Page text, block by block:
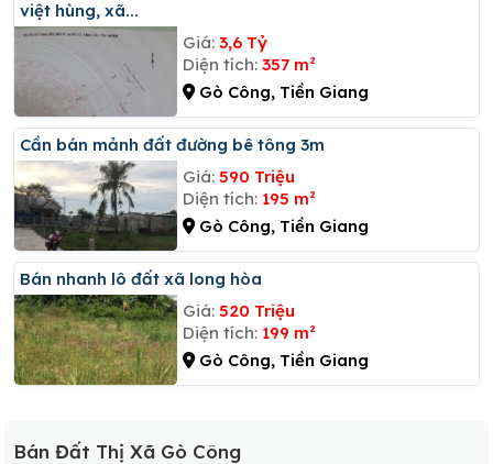
việt hùng, xã...
Giá: 3,6 Tỷ
Diện tích: 357 m²
Gò Công, Tiền Giang
Cần bán mảnh đất đường bê tông 3m
Giá: 590 Triệu
Diện tích: 195 m²
Gò Công, Tiền Giang
Bán nhanh lô đất xã long hòa
Giá: 520 Triệu
Diện tích: 199 m²
Gò Công, Tiền Giang
Bán Đất Thị Xã Gò Công